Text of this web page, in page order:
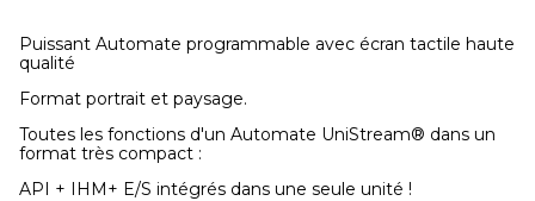
Puissant Automate programmable avec écran tactile haute
qualité
Format portrait et paysage.
Toutes les fonctions d'un Automate UniStream® dans un
format très compact :
API + IHM+ E/S intégrés dans une seule unité !